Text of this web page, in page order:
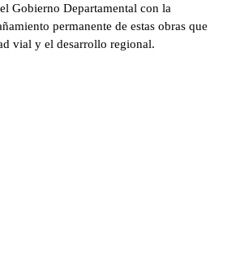
Gobierno Departamental con la
permanente de estas obras que
vial y el desarrollo regional.